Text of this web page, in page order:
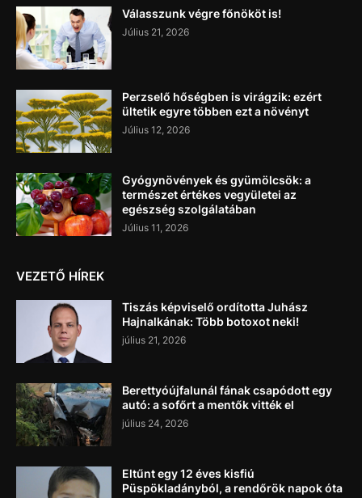
Válasszunk végre főnököt is!
Július 21, 2026
Perzselő hőségben is virágzik: ezért
ültetik egyre többen ezt a növényt
Július 12, 2026
Gyógynövények és gyümölcsök: a
természet értékes vegyületei az
egészség szolgálatában
Július 11, 2026
VEZETŐ HÍREK
Tiszás képviselő ordította Juhász
Hajnalkának: Több botoxot neki!
július 21, 2026
Berettyóújfalunál fának csapódott egy
autó: a sofőrt a mentők vitték el
július 24, 2026
Eltűnt egy 12 éves kisfiú
Püspökladányból, a rendőrök napok óta